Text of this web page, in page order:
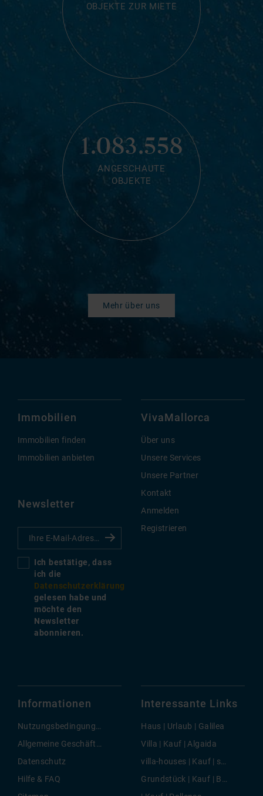
OBJEKTE ZUR MIETE
1.083.558
ANGESCHAUTE
OBJEKTE
Mehr über uns
Immobilien
Immobilien finden
Immobilien anbieten
Newsletter
Ich bestätige, dass
ich die
Datenschutzerklärung
gelesen habe und
möchte den
Newsletter
abonnieren.
VivaMallorca
Über uns
Unsere Services
Unsere Partner
Kontakt
Anmelden
Registrieren
Informationen
Nutzungsbedingungen
Allgemeine Geschäftsbedingungen
Datenschutz
Hilfe & FAQ
Interessante Links
Haus | Urlaub | Galilea
Villa | Kauf | Algaida
villa-houses | Kauf | sana ponsa
Grundstück | Kauf | Bonaire